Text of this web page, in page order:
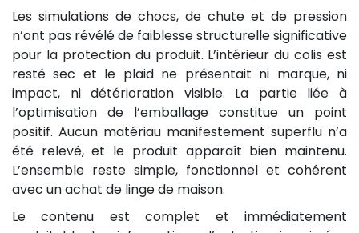
Les simulations de chocs, de chute et de pression
n’ont pas révélé de faiblesse structurelle significative
pour la protection du produit. L’intérieur du colis est
resté sec et le plaid ne présentait ni marque, ni
impact, ni détérioration visible. La partie liée à
l’optimisation de l’emballage constitue un point
positif. Aucun matériau manifestement superflu n’a
été relevé, et le produit apparaît bien maintenu.
L’ensemble reste simple, fonctionnel et cohérent
avec un achat de linge de maison.
Le contenu est complet et immédiatement